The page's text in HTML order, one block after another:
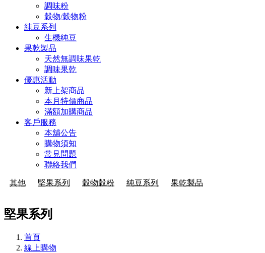
調味粉
穀物/穀物粉
純豆系列
生機純豆
果乾製品
天然無調味果乾
調味果乾
優惠活動
新上架商品
本月特價商品
滿額加購商品
客戶服務
本舖公告
購物須知
常見問題
聯絡我們
其他 堅果系列 穀物穀粉 純豆系列 果乾製品
堅果系列
首頁
線上購物